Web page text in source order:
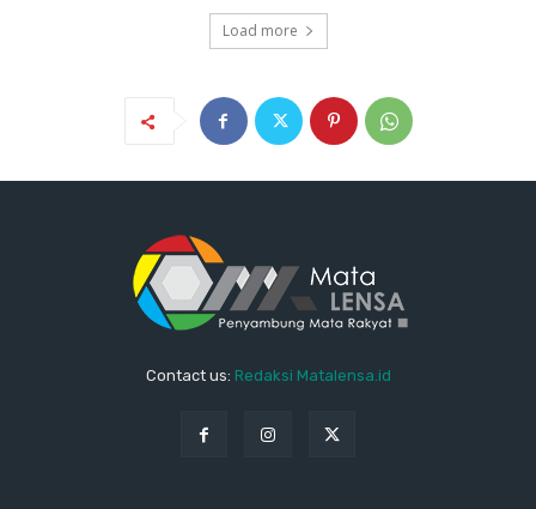
Load more
Contact us: Redaksi Matalensa.id